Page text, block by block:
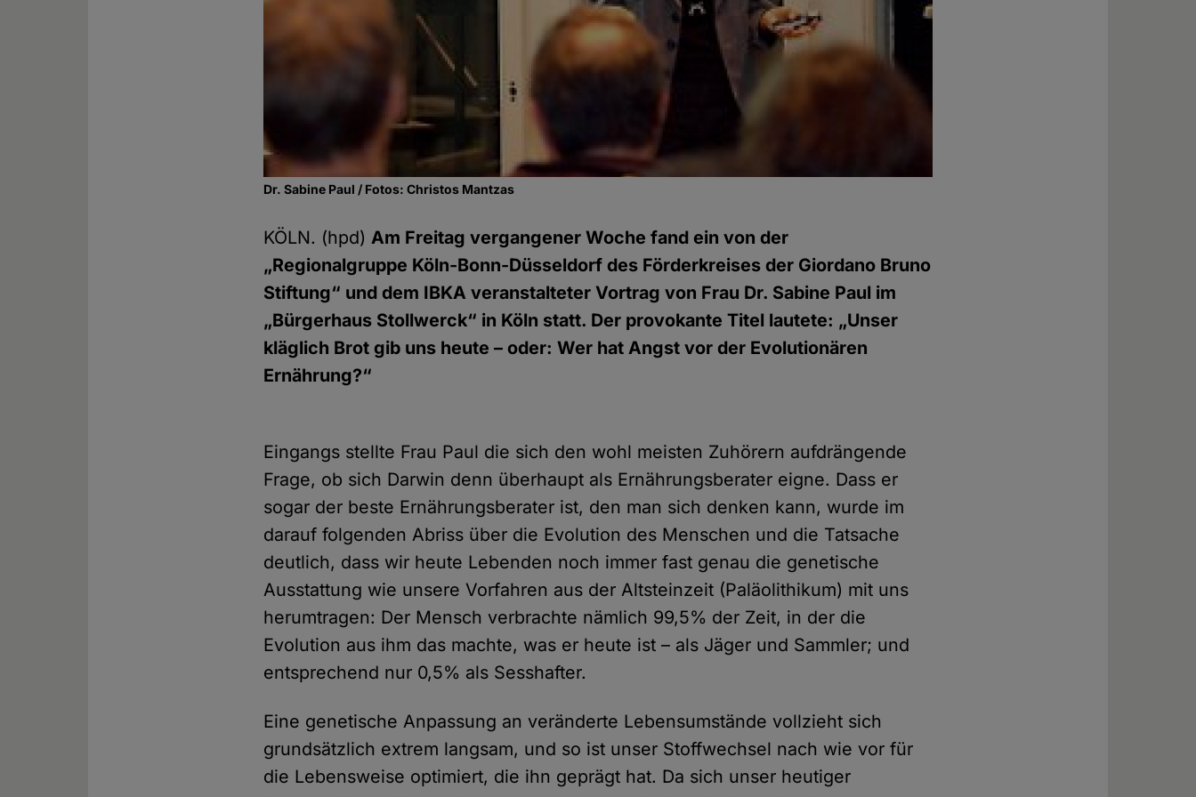
Dr. Sabine Paul / Fotos: Christos Mantzas
KÖLN. (hpd)Am Freitag vergangener Woche fand ein von der
„Regionalgruppe Köln-Bonn-Düsseldorf des Förderkreises der Giordano Bruno
Stiftung“ und dem IBKA veranstalteter Vortrag von Frau Dr. Sabine Paul im
„Bürgerhaus Stollwerck“ in Köln statt. Der provokante Titel lautete: „Unser
kläglich Brot gib uns heute – oder: Wer hat Angst vor der Evolutionären
Ernährung?“
Eingangs stellte Frau Paul die sich den wohl meisten Zuhörern aufdrängende
Frage, ob sich Darwin denn überhaupt als Ernährungsberater eigne. Dass er
sogar der beste Ernährungsberater ist, den man sich denken kann, wurde im
darauf folgenden Abriss über die Evolution des Menschen und die Tatsache
deutlich, dass wir heute Lebenden noch immer fast genau die genetische
Ausstattung wie unsere Vorfahren aus der Altsteinzeit (Paläolithikum) mit uns
herumtragen: Der Mensch verbrachte nämlich 99,5% der Zeit, in der die
Evolution aus ihm das machte, was er heute ist – als Jäger und Sammler; und
entsprechend nur 0,5% als Sesshafter.
Eine genetische Anpassung an veränderte Lebensumstände vollzieht sich
grundsätzlich extrem langsam, und so ist unser Stoffwechsel nach wie vor für
die Lebensweise optimiert, die ihn geprägt hat. Da sich unser heutiger